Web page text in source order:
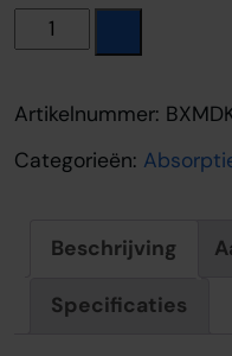
Boxmore BXMDK1 aantal
Artikelnummer:
Categorieën:
Beschrijving
Specificaties